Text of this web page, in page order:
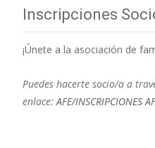
Inscripciones
¡Únete a la asociación de
Puedes hacerte socio/a a
enlace: AFE/INSCRIPCIONES